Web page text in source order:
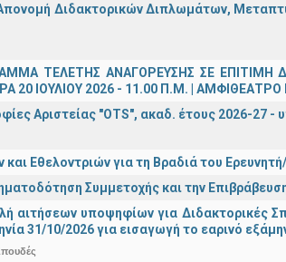
Διδακτορικών Διπλωμάτων,
ΤΕΛΕΤΗΣ ΑΝΑΓΟΡΕΥΣΗΣ ΣΕ ΕΠΙΤΙΜΗ
20 ΙΟΥΛΙΟΥ 2026 - 11.00 Π.Μ. | ΑΜΦΙΘΕΑΤΡΟ
Αριστείας "OTS", ακαδ. έτους 2026-27
Εθελοντριών για τη Βραδιά του
Συμμετοχής και την
αιτήσεων υποψηφίων για Διδακτορικές
31/10/2026 για εισαγωγή το εαρινό